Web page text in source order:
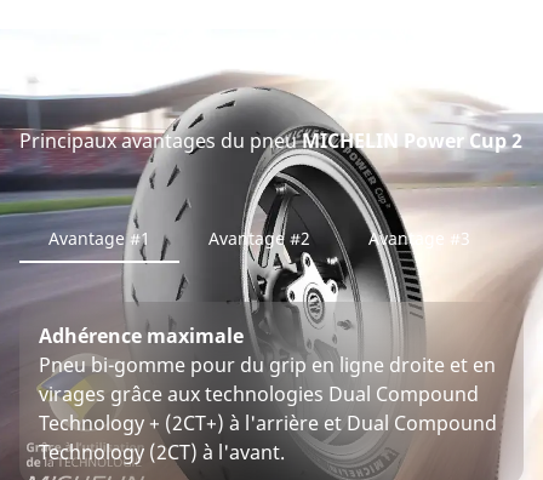
Principaux avantages du pneuMICHELIN Power Cup 2
Avantage #1 Avantage #2 Avantage #3
Adhérence maximale
Pneu bi-gomme pour du grip en ligne droite et en
virages grâce aux technologies Dual Compound
Technology + (2CT+) à l'arrière et Dual Compound
Technology (2CT) à l'avant.